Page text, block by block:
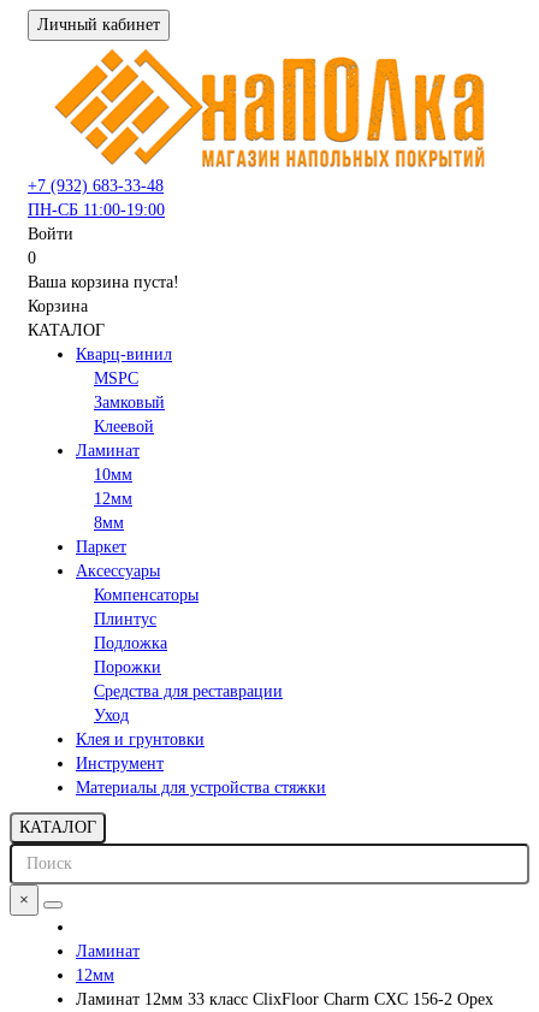
Личный кабинет
+7 (932) 683-33-48
ПН-СБ 11:00-19:00
Войти
0
Ваша корзина пуста!
Корзина
КАТАЛОГ
Кварц-винил
MSPC
Замковый
Клеевой
Ламинат
10мм
12мм
8мм
Паркет
Аксессуары
Компенсаторы
Плинтус
Подложка
Порожки
Средства для реставрации
Уход
Клея и грунтовки
Инструмент
Материалы для устройства стяжки
КАТАЛОГ
×
Ламинат
12мм
Ламинат 12мм 33 класс ClixFloor Charm CXC 156-2 Орех